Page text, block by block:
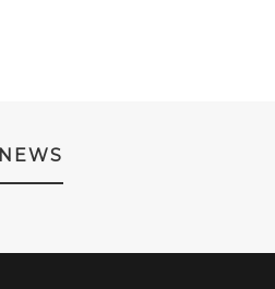
NEWS